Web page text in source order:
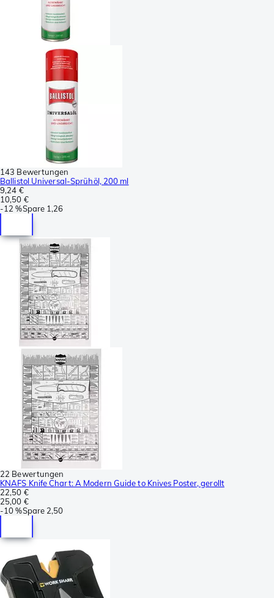
143 Bewertungen
Ballistol Universal-Sprühöl, 200 ml
9,24 €
10,50 €
-12 %Spare 1,26
22 Bewertungen
KNAFS Knife Chart: A Modern Guide to Knives Poster, gerollt
22,50 €
25,00 €
-10 %Spare 2,50